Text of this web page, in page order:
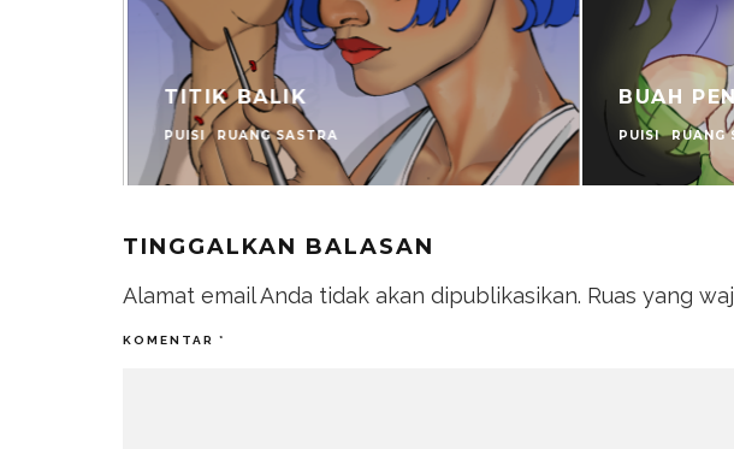
TITIK BALIK
PUISI RUANG SASTRA
BUAH
PUISI RUANG
TINGGALKAN BALASAN
Alamat email Anda tidak akan dipublikasikan. Ruas yang
KOMENTAR *